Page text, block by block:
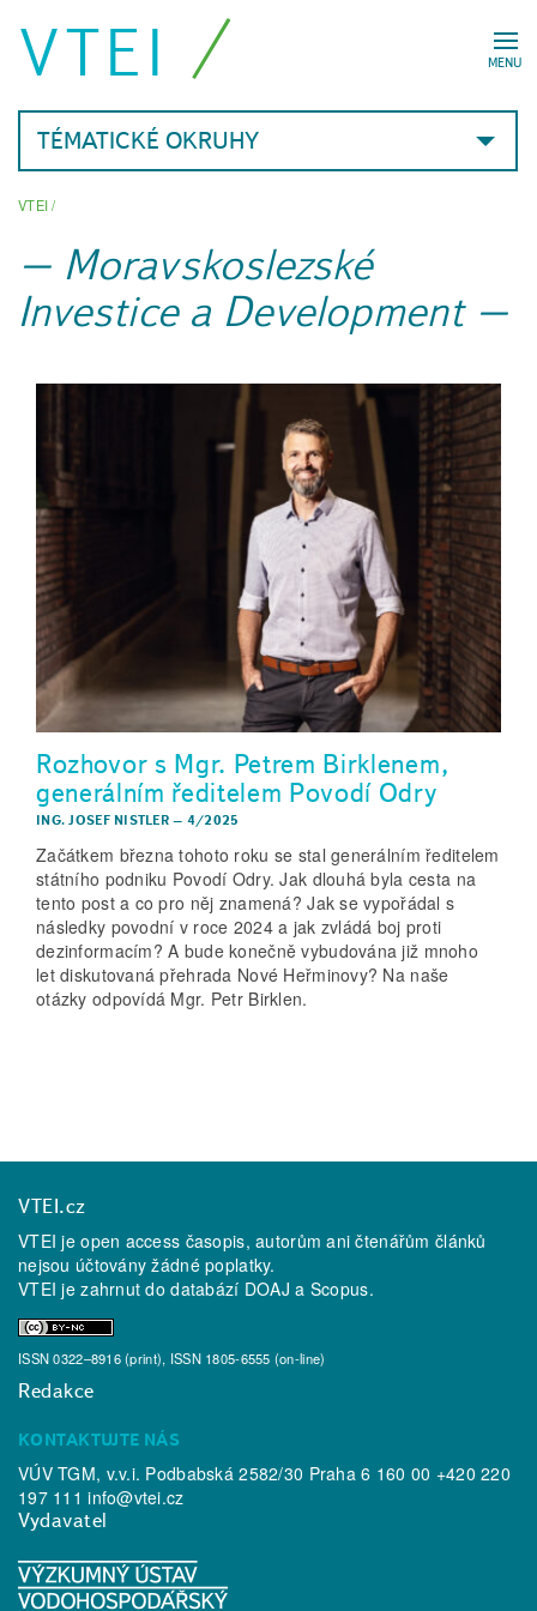
MENU
VTEI
TÉMATICKÉ OKRUHY
VTEI/
Moravskoslezské
Investice a Development
Rozhovor s Mgr. Petrem Birklenem,
generálním ředitelem Povodí Odry
ING. JOSEF NISTLER – 4/2025
Začátkem března tohoto roku se stal generálním ředitelem
státního podniku Povodí Odry. Jak dlouhá byla cesta na
tento post a co pro něj znamená? Jak se vypořádal s
následky povodní v roce 2024 a jak zvládá boj proti
dezinformacím? A bude konečně vybudována již mnoho
let diskutovaná přehrada Nové Heřminovy? Na naše
otázky odpovídá Mgr. Petr Birklen.
VTEI.cz
VTEI je open access časopis, autorům ani čtenářům článků
nejsou účtovány žádné poplatky.
VTEI je zahrnut do databází DOAJ a Scopus.
ISSN 0322–8916 (print), ISSN 1805-6555 (on-line)
Redakce
KONTAKTUJTE NÁS
VÚV TGM, v.v.i. Podbabská 2582/30 Praha 6 160 00 +420 220
197 111info@vtei.cz
Vydavatel